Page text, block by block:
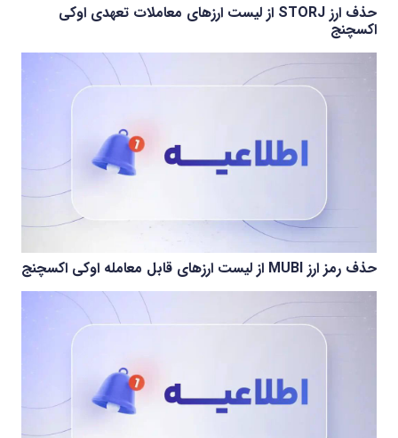
حذف ارز STORJ از لیست ارزهای معاملات تعهدی اوکی
اکسچنج
حذف رمز ارز MUBI از لیست ارزهای قابل معامله اوکی اکسچنج